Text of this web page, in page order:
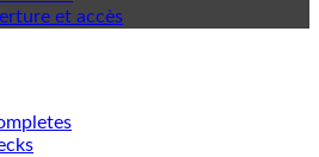
et accès